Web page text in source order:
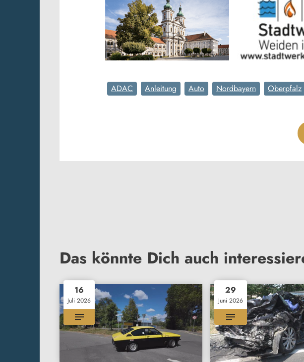
ADAC Anleitung Auto Nordbayern Oberpfalz
Das könnte Dich auch
16
Juli 2026
29
Juni 2026